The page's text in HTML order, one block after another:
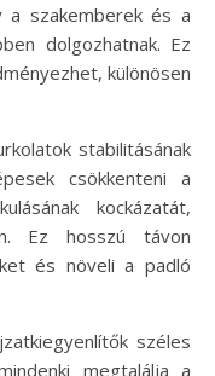
a szakemberek és a
dolgozhatnak. Ez
különösen
stabilitásának
csökkenteni a
kockázatát,
Ez hosszú távon
és növeli a padló
széles
megtalálja a